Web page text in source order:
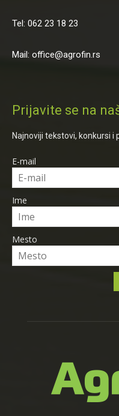
Tel: 062 23 18 23
Mail: office@agrofin.rs
Prijavite se na
Najnoviji tekstovi, konkursi i
E-mail
Ime
Mesto